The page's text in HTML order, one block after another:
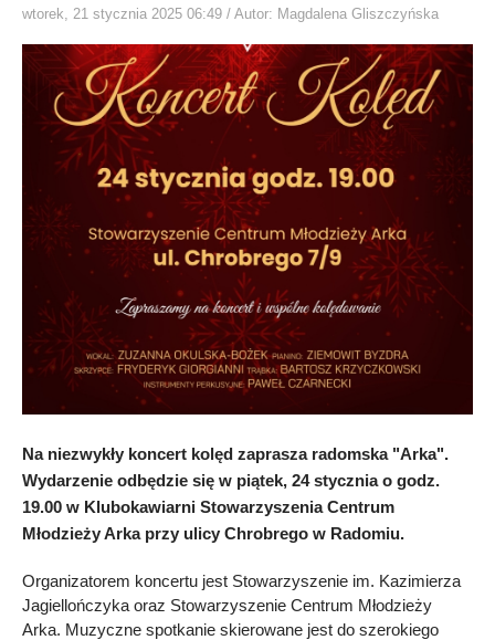
wtorek, 21 stycznia 2025 06:49 / Autor: Magdalena Gliszczyńska
Na niezwykły koncert kolęd zaprasza radomska "Arka".
Wydarzenie odbędzie się w piątek, 24 stycznia o godz.
19.00 w Klubokawiarni Stowarzyszenia Centrum
Młodzieży Arka przy ulicy Chrobrego w Radomiu.
Organizatorem koncertu jest Stowarzyszenie im. Kazimierza
Jagiellończyka oraz Stowarzyszenie Centrum Młodzieży
Arka. Muzyczne spotkanie skierowane jest do szerokiego